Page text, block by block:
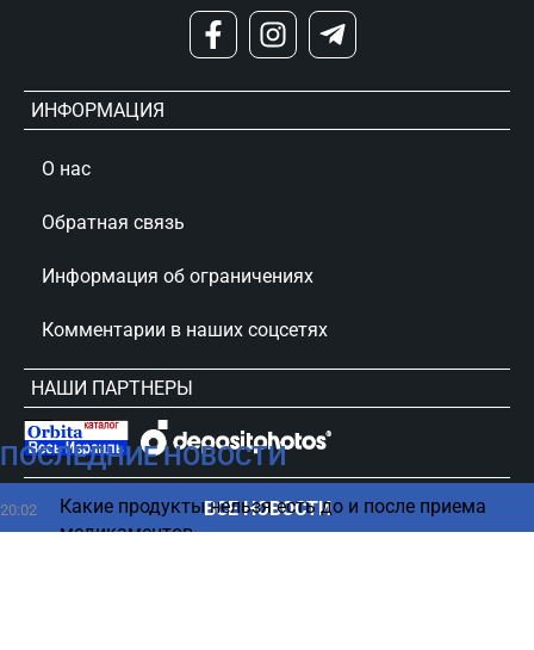
ПОСЛЕДНИЕ НОВОСТИ
20:02
Какие продукты нельзя есть до и после приема
медикаментов
ВСЕ НОВОСТИ
ИНФОРМАЦИЯ
О нас
Обратная связь
Информация об ограничениях
Комментарии в наших соцсетях
НАШИ ПАРТНЕРЫ
сursorinfo.co.il © Все права защищены